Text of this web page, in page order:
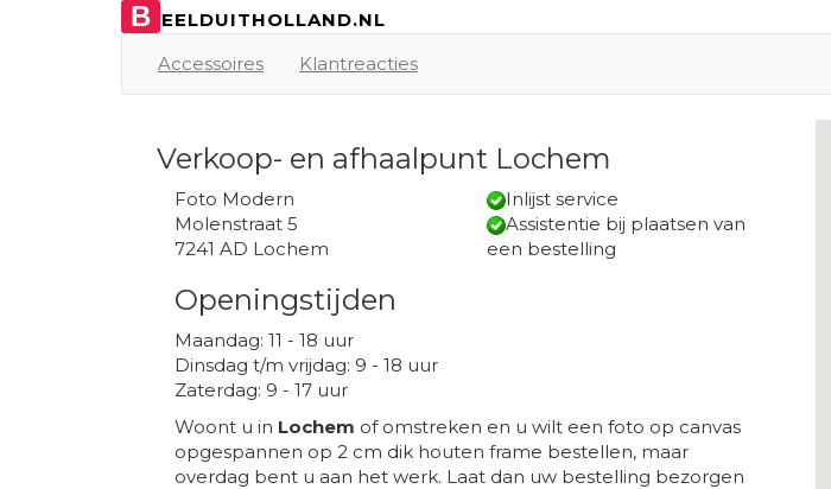
B EELDUITHOLLAND.NL
Accessoires
Klantreacties
Verkoop- en afhaalpunt Lochem
Foto Modern
Molenstraat 5
7241 AD Lochem
Openingstijden
Maandag: 11 - 18 uur
Dinsdag t/m vrijdag: 9 - 18 uur
Zaterdag: 9 - 17 uur
Inlijst service
Assistentie bij plaatsen van
een bestelling
Woont u in Lochem of omstreken en u wilt een foto op canvas
opgespannen op 2 cm dik houten frame bestellen, maar
overdag bent u aan het werk. Laat dan uw bestelling bezorgen